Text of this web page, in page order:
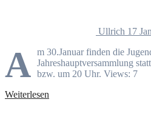
Ullrich 17
A m 30.Januar finden die
Jahreshauptversammlung
bzw. um 20 Uhr. Views: 7
Weiterlesen